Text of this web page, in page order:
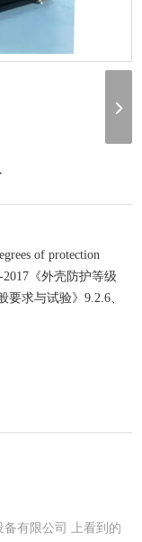
of protection
2017《外壳防护等级
要求与试验》9.2.6、
备有限公司 上看到的